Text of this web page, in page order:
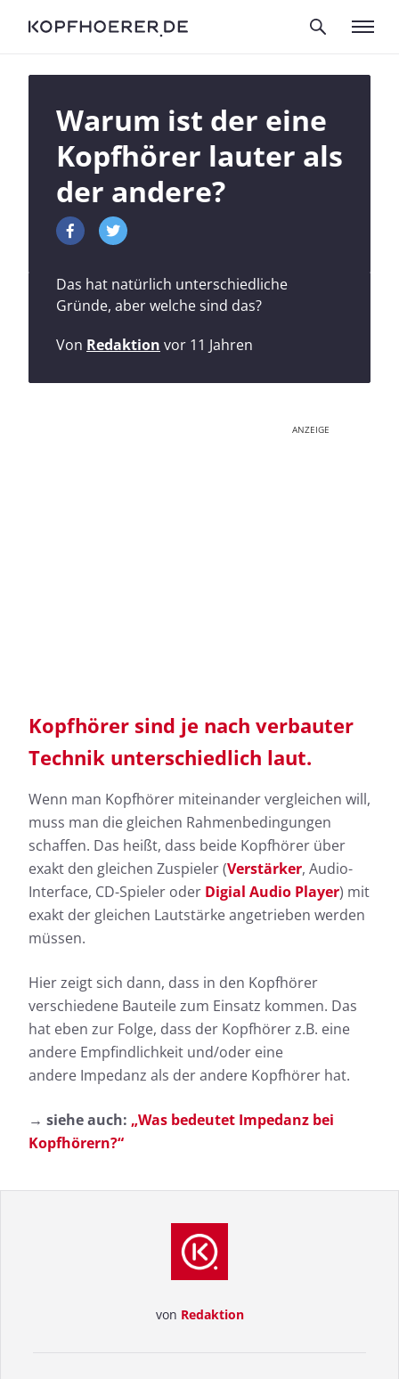
Warum ist der eine
Kopfhörer lauter als
der andere?
Das hat natürlich unterschiedliche
Gründe, aber welche sind das?
Von Redaktion vor 11 Jahren
ANZEIGE
Kopfhörer sind je nach verbauter
Technik unterschiedlich laut.
Wenn man Kopfhörer miteinander vergleichen will,
muss man die gleichen Rahmenbedingungen
schaffen. Das heißt, dass beide Kopfhörer über
exakt den gleichen Zuspieler (Verstärker, Audio-
Interface, CD-Spieler oder Digial Audio Player) mit
exakt der gleichen Lautstärke angetrieben werden
müssen.
Hier zeigt sich dann, dass in den Kopfhörer
verschiedene Bauteile zum Einsatz kommen. Das
hat eben zur Folge, dass der Kopfhörer z.B. eine
andere Empfindlichkeit und/oder eine
andere Impedanz als der andere Kopfhörer hat.
→ siehe auch: „Was bedeutet Impedanz bei
Kopfhörern?“
von Redaktion